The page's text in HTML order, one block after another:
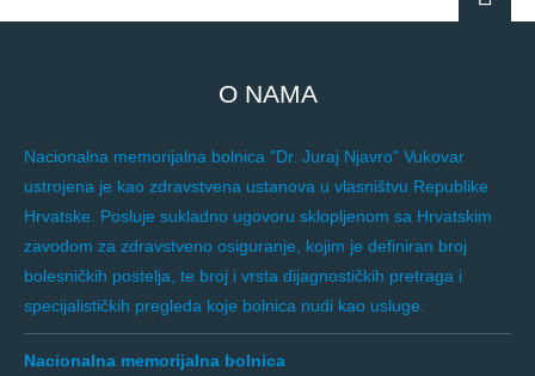
O NAMA
Nacionalna memorijalna bolnica "Dr. Juraj Njavro" Vukovar
ustrojena je kao zdravstvena ustanova u vlasništvu Republike
Hrvatske. Posluje sukladno ugovoru sklopljenom sa Hrvatskim
zavodom za zdravstveno osiguranje, kojim je definiran broj
bolesničkih postelja, te broj i vrsta dijagnostičkih pretraga i
specijalističkih pregleda koje bolnica nudi kao usluge.
Nacionalna memorijalna bolnica